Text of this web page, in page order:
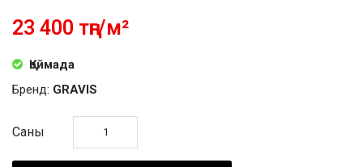
23 400 тңг/м²
Қоймада
Бренд: GRAVIS
Саны